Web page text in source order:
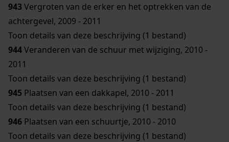
943Vergroten van de erker en het optrekken van de
achtergevel, 2009 - 2011
Toon details van deze beschrijving (1 bestand)
944Veranderen van de schuur met wijziging, 2010 -
2011
Toon details van deze beschrijving (1 bestand)
945 Plaatsen van een dakkapel, 2010 - 2011
Toon details van deze beschrijving (1 bestand)
946 Plaatsen van een schuurtje, 2010 - 2010
Toon details van deze beschrijving (1 bestand)